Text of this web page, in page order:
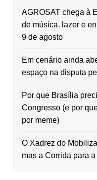
AGROSAT chega à
de música, lazer e
9 de agosto
Em cenário ainda
espaço na disputa
Por que Brasília
Congresso (e por
por meme)
O Xadrez do
mas a Corrida para